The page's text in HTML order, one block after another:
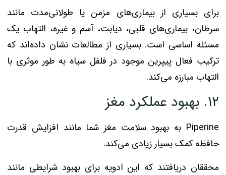
برای بسیاری از بیماری‌های مزمن یا طولانی‌مدت مانند
سرطان، بیماری‌های قلبی، دیابت، آسم و غیره، التهاب یک
مسئله اساسی است. بسیاری از مطالعات نشان داده‌اند که
ترکیب فعال پیپرین موجود در فلفل سیاه به طور موثری با
التهاب مبارزه می‌کند.
۱۲. بهبود عملکرد مغز
Piperine به بهبود سلامت مغز شما مانند افزایش قدرت
حافظه کمک بسیار زیادی می‌کند.
محققان دریافتند که این ادویه‌ برای بهبود شرایطی مانند